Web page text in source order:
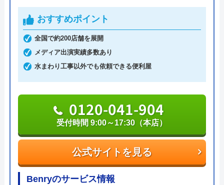
Googleクチコミを見る
支払い方法にコンビニ後払いも選べるので、急な出
費で手持ちがなくても修理が可能です。他にも、ク
レジットカード払いや楽天ペイも利用でき、都合の
良い方法で支払えます。
公式サイトを見る
0120-742-190
おすすめポイント
全国で約200店舗を展開
メディア出演実績多数あり
水まわり工事以外でも依頼できる便利屋
公式サイトを見る
0120-041-904
受付時間 9:00～17:30（本店）
Benryのサービス情報